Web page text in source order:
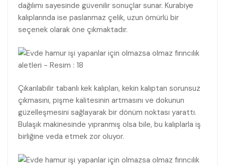
dağılımı sayesinde güvenilir sonuçlar sunar. Kurabiye
kalıplarında ise paslanmaz çelik, uzun ömürlü bir
seçenek olarak öne çıkmaktadır.
Çıkarılabilir tabanlı kek kalıpları, kekin kalıptan sorunsuz
çıkmasını, pişme kalitesinin artmasını ve dokunun
güzelleşmesini sağlayarak bir dönüm noktası yarattı.
Bulaşık makinesinde yıpranmış olsa bile, bu kalıplarla iş
birliğine veda etmek zor oluyor.